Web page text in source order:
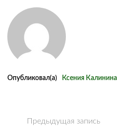
Опубликовал(а) Ксения Калинина
Предыдущая запись